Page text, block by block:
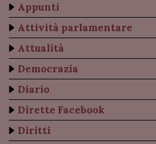
Appunti
Attività parlamentare
Attualità
Democrazia
Diario
Dirette Facebook
Diritti